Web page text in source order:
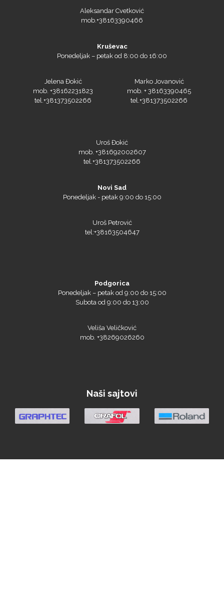
Aleksandar Cvetković
mob.+38163390466
Kruševac
Ponedeljak – petak od 8:00 do 16:00
Jelena Đokić
mob. +38162231823
tel.+381373502266
Marko Jovanović
mob. + 38163390465
tel.+381373502266
Uroš Đokić
mob. +381692002607
tel.+381373502266
Novi Sad
Ponedeljak - petak 9:00 do 15:00
Uroš Petrović
tel:+38163504647
Podgorica
Ponedeljak – petak od 9:00 do 15:00
Subota od 9:00 do 13:00
Veliša Veličković
mob. +38269026260
Naši sajtovi